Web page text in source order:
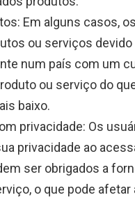
Em alguns casos,
ou serviços
num país com um
ou serviço do
baixo.
privacidade: Os
privacidade ao
ser obrigados a
o que pode